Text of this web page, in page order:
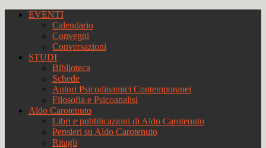
EVENTI
Calendario
Convegni
Conversazioni
STUDI
Biblioteca
Schede
Autori Psicodinamici Contemporanei
Filosofia e Psicoanalisi
Aldo Carotenuto
Libri e pubblicazioni di Aldo Carotenuto
Pensieri su Aldo Carotenuto
Ritagli